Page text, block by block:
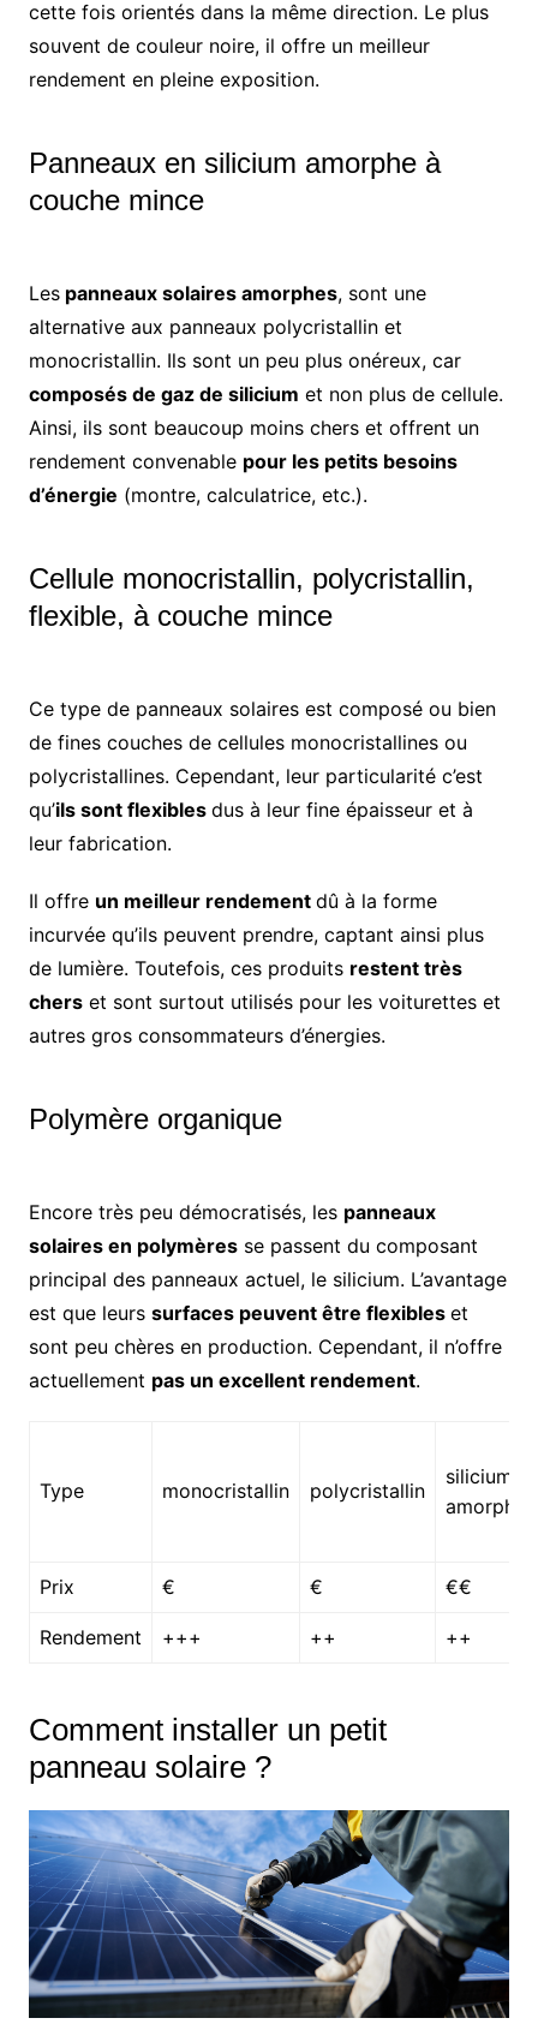
cette fois orientés dans la même direction. Le plus
souvent de couleur noire, il offre un meilleur
rendement en pleine exposition.
Panneaux en silicium amorphe à
couche mince
Lespanneaux solaires amorphes, sont une
alternative aux panneaux polycristallin et
monocristallin. Ils sont un peu plus onéreux, car
composés de gaz de silicium et non plus de cellule.
Ainsi, ils sont beaucoup moins chers et offrent un
rendement convenable pour les petits besoins
d’énergie (montre, calculatrice, etc.).
Cellule monocristallin, polycristallin,
flexible, à couche mince
Ce type de panneaux solaires est composé ou bien
de fines couches de cellules monocristallines ou
polycristallines. Cependant, leur particularité c’est
qu’ils sont flexibles dus à leur fine épaisseur et à
leur fabrication.
Il offre un meilleur rendement dû à la forme
incurvée qu’ils peuvent prendre, captant ainsi plus
de lumière. Toutefois, ces produits restent très
cherset sont surtout utilisés pour les voiturettes et
autres gros consommateurs d’énergies.
Polymère organique
Encore très peu démocratisés, les panneaux
solaires en polymèresse passent du composant
principal des panneaux actuel, le silicium. L’avantage
est que leurs surfaces peuvent être flexibles et
sont peu chères en production. Cependant, il n’offre
actuellement pas un excellent rendement.
Type monocristallin polycristallin
silicium
amorphe
Prix € € €€
Rendement +++ ++ ++
Comment installer un petit
panneau solaire ?